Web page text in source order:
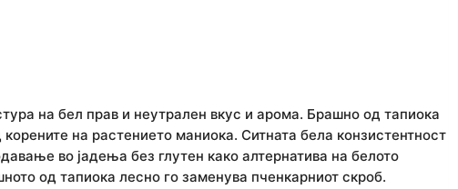
на бел прав и неутрален вкус и арома. Брашно од тапиока
на растението маниока. Ситната бела конзистентност
во јадења без глутен како алтернатива на белото
од тапиока лесно го заменува пченкарниот скроб.